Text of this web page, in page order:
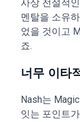
사상 전설적
멘탈을 소유
었을 것이고
죠.
너무 이타
Nash는
잇는 포인트